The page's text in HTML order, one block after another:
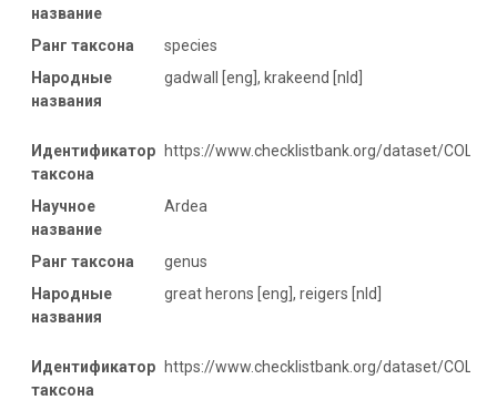
название
Ранг таксона
species
Народные
названия
gadwall [eng], krakeend [nld]
Идентификатор
таксона
https://www.checklistbank.org/dataset/
Научное
название
Ardea
Ранг таксона
genus
Народные
названия
great herons [eng], reigers [nld]
Идентификатор
таксона
https://www.checklistbank.org/dataset/